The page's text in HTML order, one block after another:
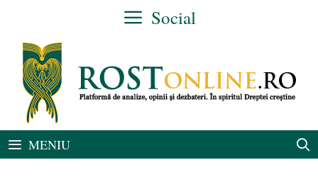
conținut
Social
MENIU